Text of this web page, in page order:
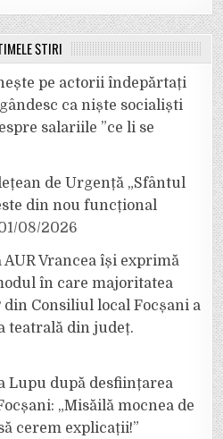
ȘTIRI
pe actorii îndepărtați
ca niște socialiști
salariile ”ce li se
de Urgență „Sfântul
din nou funcțional
08/2026
Vrancea își exprimă
în care majoritatea
din Consiliul local Focșani a
teatrală din județ.
Lupu după desființarea
„Misăilă mocnea de
cerem explicații!”